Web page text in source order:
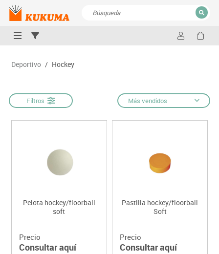
CERRAR
Deportivo / Hockey
Filtros Más vendidos
Pelota hockey/floorball
soft
Precio
Consultar aquí
Pastilla hockey/floorball
Soft
Precio
Consultar aquí